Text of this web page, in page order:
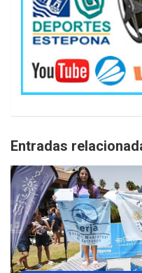
Entradas